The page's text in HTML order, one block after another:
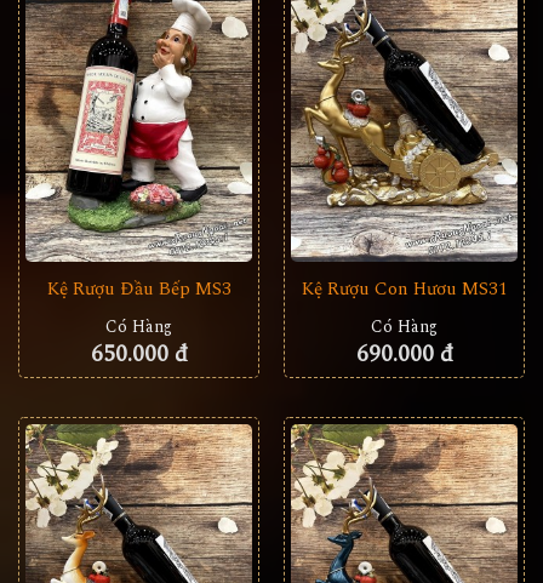
Kệ Rượu Đầu Bếp MS3
Có Hàng
650.000 đ
Kệ Rượu Con Hươu MS31
Có Hàng
690.000 đ